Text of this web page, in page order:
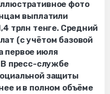
фото
выплатили
трлн тенге. Средний
(с учётом базовой
первое июля
В пресс-службе
защиты
и в полном объёме